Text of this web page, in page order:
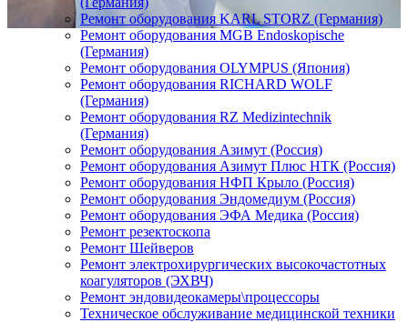
Ремонт оборудования KARL STORZ (Германия)
Ремонт оборудования MGB Endoskopische
(Германия)
Ремонт оборудования OLYMPUS (Япония)
Ремонт оборудования RICHARD WOLF
(Германия)
Ремонт оборудования RZ Medizintechnik
(Германия)
Ремонт оборудования Азимут (Россия)
Ремонт оборудования Азимут Плюс НТК (Россия)
Ремонт оборудования НФП Крыло (Россия)
Ремонт оборудования Эндомедиум (Россия)
Ремонт оборудования ЭФА Медика (Россия)
Ремонт резектоскопа
Ремонт Шейверов
Ремонт электрохирургических высокочастотных
коагуляторов (ЭХВЧ)
Ремонт эндовидеокамеры\процессоры
Техническое обслуживание медицинской техники